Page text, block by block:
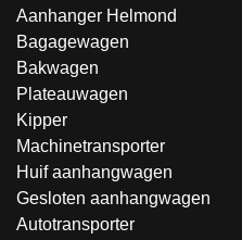
Aanhanger Helmond
Bagagewagen
Bakwagen
Plateauwagen
Kipper
Machinetransporter
Huif aanhangwagen
Gesloten aanhangwagen
Autotransporter